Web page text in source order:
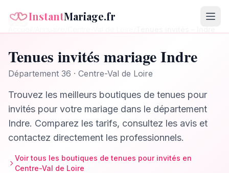
InstantMariage.fr
Tenues invités mariageIndre
Département 36 · Centre-Val de Loire
Trouvez les meilleurs boutiques de tenues pour
invités pour votre mariage dans le département
Indre. Comparez les tarifs, consultez les avis et
contactez directement les professionnels.
Voir tous les boutiques de tenues pour invités en
Centre-Val de Loire